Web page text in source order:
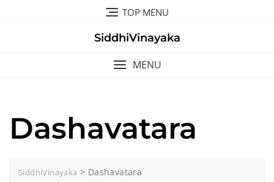
TOP MENU
SiddhiVinayaka
MENU
Dashavatara
SiddhiVinayaka > Dashavatara